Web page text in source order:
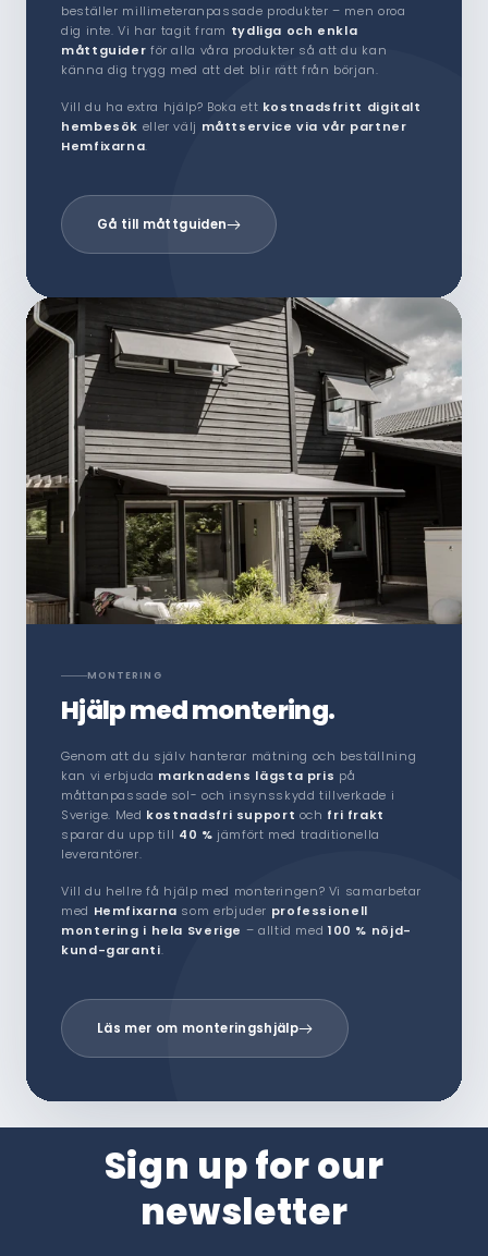
beställer millimeteranpassade produkter – men oroa
dig inte. Vi har tagit fram tydliga och enkla
måttguider för alla våra produkter så att du kan
känna dig trygg med att det blir rätt från början.
Vill du ha extra hjälp? Boka ett kostnadsfritt digitalt
hembesök eller välj måttservice via vår partner
Hemfixarna.
Gå till måttguiden
MONTERING
Hjälp med montering.
Genom att du själv hanterar mätning och beställning
kan vi erbjuda marknadens lägsta pris på
måttanpassade sol- och insynsskydd tillverkade i
Sverige. Med kostnadsfri support och fri frakt
sparar du upp till 40 % jämfört med traditionella
leverantörer.
Vill du hellre få hjälp med monteringen? Vi samarbetar
med Hemfixarna som erbjuder professionell
montering i hela Sverige – alltid med 100 % nöjd-
kund-garanti.
Läs mer om monteringshjälp
Sign up for our
newsletter